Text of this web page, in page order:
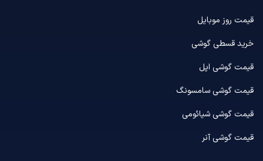
قیمت روز موبایل
خرید قسطی گوشی
قیمت گوشی اپل
قیمت گوشی سامسونگ
قیمت گوشی شیائومی
قیمت گوشی آنر